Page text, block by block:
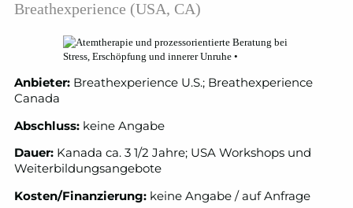
Breathexperience (USA, CA)
Anbieter: Breathexperience U.S.; Breathexperience
Canada
Abschluss: keine Angabe
Dauer: Kanada ca. 3 1/2 Jahre; USA Workshops und
Weiterbildungsangebote
Kosten/Finanzierung: keine Angabe / auf Anfrage